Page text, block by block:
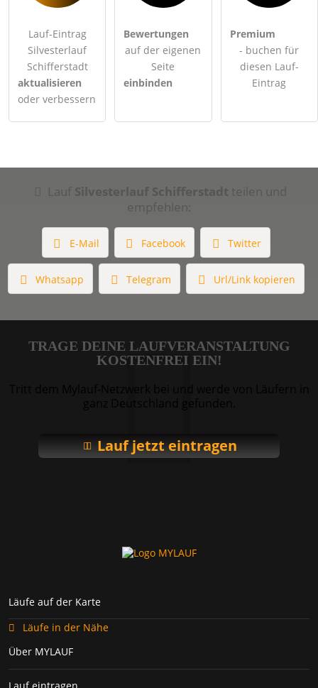
Lauf-Eintrag
Silvesterlauf
Schifferstadt
aktualisieren
oder verbessern
Bewertungen
auf der eigenen
Seite
einbinden
Premium
- buchen für
diesen Lauf-
Eintrag
Lauf Silvesterlauf Schifferstadt teilen und
empfehlen:
E-Mail Facebook Twitter
Whatsapp Telegram Url/Link kopieren
TRAGE DEINE LAUFVERANSTALTUNG
KOSTENFREI EIN!
Lauf jetzt eintragen
Läufe auf der Karte
Läufe in der Nähe
Über MYLAUF